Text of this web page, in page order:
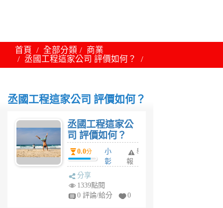
首頁 全部分類
商業
丞國工程這家公司 評價如何？
丞國工程這家公司 評價如何？
丞國工程這家公
司 評價如何？
0.0分
小
彰
前
舉
報
分享
1339點閱
0 評論/給分
0